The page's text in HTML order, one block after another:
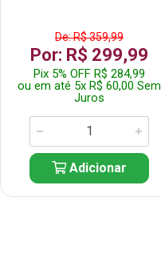
De: R$ 359,99
Por: R$ 299,99
Pix 5% OFF R$ 284,99
ou em até 5x R$ 60,00 Sem
Juros
Adicionar